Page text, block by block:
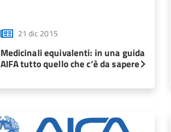
21 dic 2015
Medicinali equivalenti: in una guida
AIFA tutto quello che c’è da sapere